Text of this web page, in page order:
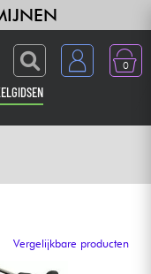
0
Vergelijkbare producten